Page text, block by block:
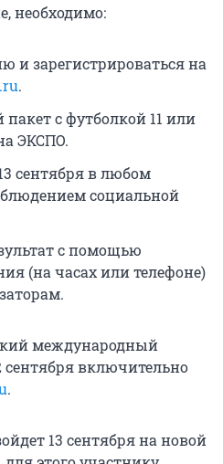
необходимо:
и зарегистрироваться на
.
пакет с футболкой 11 или
ЭКСПО.
сентября в любом
социальной
с помощью
(на часах или телефоне)
международный
включительно
.
13 сентября на новой